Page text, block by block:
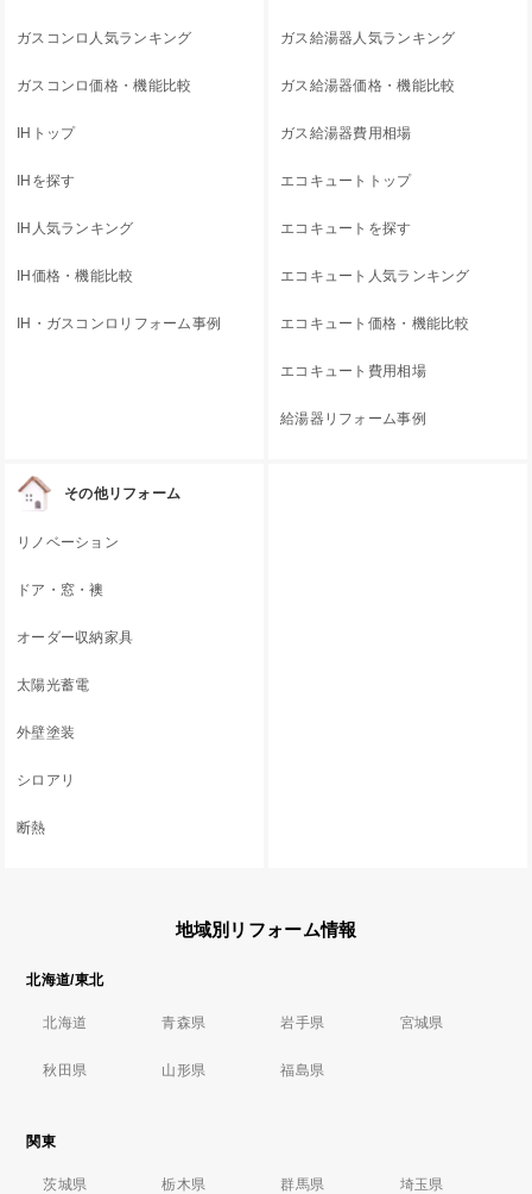
ガスコンロ人気ランキング
ガスコンロ価格・機能比較
IHトップ
IHを探す
IH人気ランキング
IH価格・機能比較
IH・ガスコンロリフォーム事例
ガス給湯器人気ランキング
ガス給湯器価格・機能比較
ガス給湯器費用相場
エコキュートトップ
エコキュートを探す
エコキュート人気ランキング
エコキュート価格・機能比較
エコキュート費用相場
給湯器リフォーム事例
その他リフォーム
リノベーション
ドア・窓・襖
オーダー収納家具
太陽光蓄電
外壁塗装
シロアリ
断熱
地域別リフォーム情報
北海道/東北
北海道 青森県 岩手県 宮城県
秋田県 山形県 福島県
関東
茨城県 栃木県 群馬県 埼玉県